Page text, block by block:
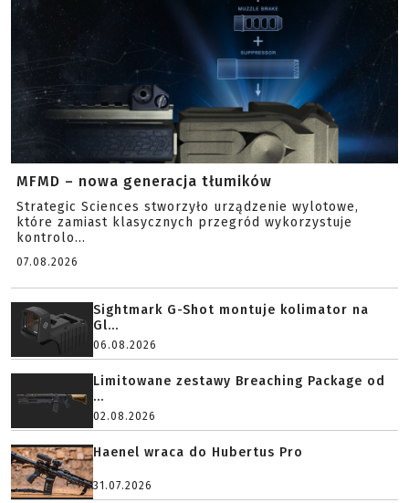
MFMD – nowa generacja tłumików
Strategic Sciences stworzyło urządzenie wylotowe,
które zamiast klasycznych przegród wykorzystuje
kontrolo...
07.08.2026
Sightmark G-Shot montuje kolimator na
Gl...
06.08.2026
Limitowane zestawy Breaching Package od
...
02.08.2026
Haenel wraca do Hubertus Pro
31.07.2026